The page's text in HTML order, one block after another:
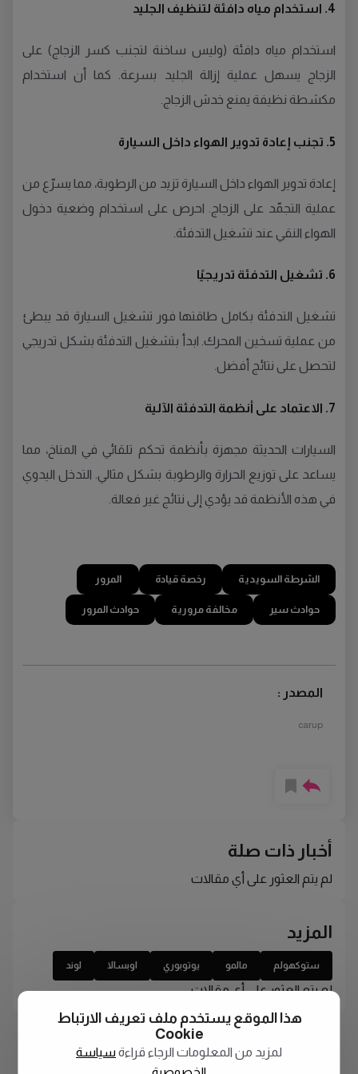
4. استخدام مياه دافئة لتنظيف الجليد
استخدام مياه دافئة (وليس ساخنة لتجنب كسر الزجاج) على
الزجاج يسهل عملية إزالة الجليد بسرعة. كما أن استخدام
مكشطة نظيفة يمنع خدش الزجاج.
5. تجنب إعادة تدوير الهواء داخل السيارة
إعادة تدوير الهواء داخل السيارة تزيد من الرطوبة، مما يسرّع من
عملية التجمّد على الزجاج. احرص على استخدام وضعية دخول
الهواء النقي عند تشغيل التدفئة.
6. تشغيل التدفئة تدريجيًا
تشغيل التدفئة بكامل طاقتها فور تشغيل السيارة قد يبطئ
من عملية تسخين المحرك. ابدأ بتشغيل التدفئة بشكل تدريجي
لتحصل على نتائج أفضل.
7. الاعتماد على أنظمة التدفئة الآلية
السيارات الحديثة مجهزة بأنظمة تحكم تلقائي في المناخ، مما
يساعد على توزيع الحرارة والرطوبة بشكل مثالي. التدخل اليدوي
في هذه الأنظمة قد يؤدي إلى نتائج غير فعالة.
الشرطة السويدية رخصة قيادة المرور
حوادث سير مخالفة مرورية حوادث المرور
المصدر :
carup
أخبار ذات صلة
لم يتم العثور على أي مقالات
المزيد
ستوكهولم مالمو يوتوبوري اوبسالا لوند
لم يتم العثور على أي مقالات
هذا الموقع يستخدم ملف تعريف الارتباط
Cookie
لمزيد من المعلومات الرجاء قراءة سياسة